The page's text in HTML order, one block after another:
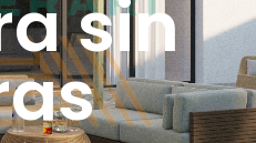
sin